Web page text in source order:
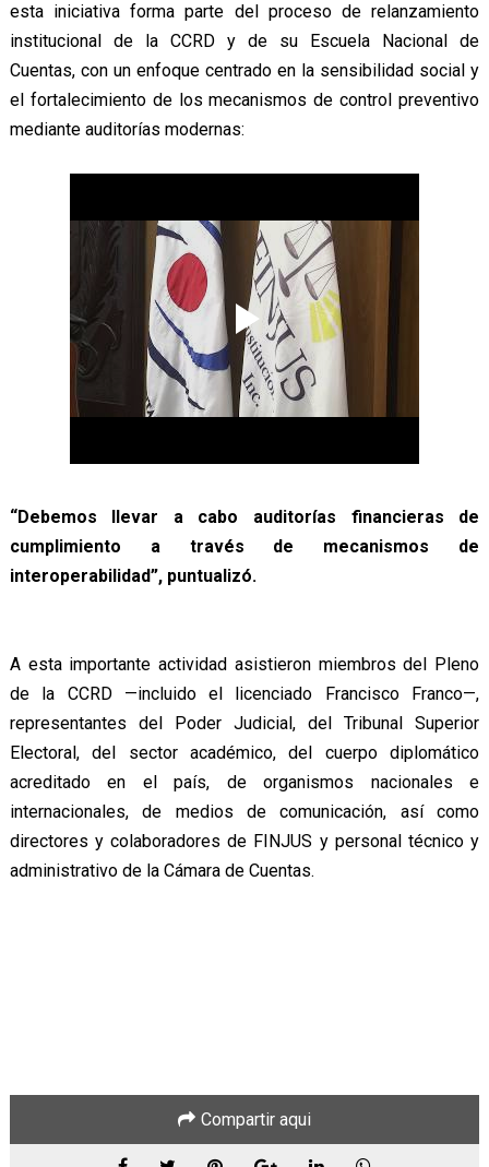
esta iniciativa forma parte del proceso de relanzamiento
institucional de la CCRD y de su Escuela Nacional de
Cuentas, con un enfoque centrado en la sensibilidad social y
el fortalecimiento de los mecanismos de control preventivo
mediante auditorías modernas:
“Debemos llevar a cabo auditorías financieras de
cumplimiento a través de mecanismos de
interoperabilidad”, puntualizó.
A esta importante actividad asistieron miembros del Pleno
de la CCRD —incluido el licenciado Francisco Franco—,
representantes del Poder Judicial, del Tribunal Superior
Electoral, del sector académico, del cuerpo diplomático
acreditado en el país, de organismos nacionales e
internacionales, de medios de comunicación, así como
directores y colaboradores de FINJUS y personal técnico y
administrativo de la Cámara de Cuentas.
Compartir aqui